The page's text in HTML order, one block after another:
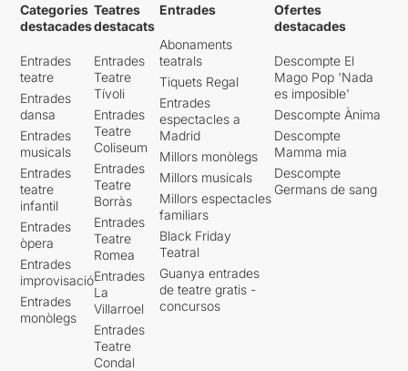
Categories
destacades
Entrades
teatre
Entrades
dansa
Entrades
musicals
Entrades
teatre
infantil
Entrades
òpera
Entrades
improvisació
Entrades
monòlegs
Teatres
destacats
Entrades
Teatre
Tívoli
Entrades
Teatre
Coliseum
Entrades
Teatre
Borràs
Entrades
Teatre
Romea
Entrades
La
Villarroel
Entrades
Teatre
Condal
Entrades
Abonaments
teatrals
Tiquets Regal
Entrades
espectacles a
Madrid
Millors monòlegs
Millors musicals
Millors espectacles
familiars
Black Friday
Teatral
Guanya entrades
de teatre gratis -
concursos
Ofertes
destacades
Descompte El
Mago Pop 'Nada
es imposible'
Descompte Ànima
Descompte
Mamma mia
Descompte
Germans de sang